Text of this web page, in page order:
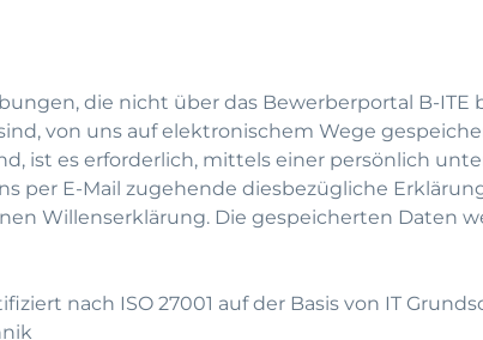
die nicht über das Bewerberportal B-ITE
von uns auf elektronischem Wege
ist es erforderlich, mittels einer persönlich
per E-Mail zugehende diesbezügliche
Willenserklärung. Die gespeicherten Daten
nach ISO 27001 auf der Basis von IT